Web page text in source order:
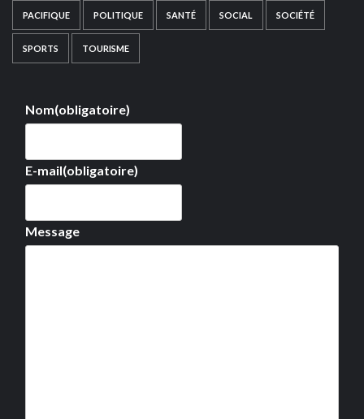
PACIFIQUE POLITIQUE SANTÉ SOCIAL SOCIÉTÉ
SPORTS TOURISME
Nom(obligatoire)
E-mail(obligatoire)
Message